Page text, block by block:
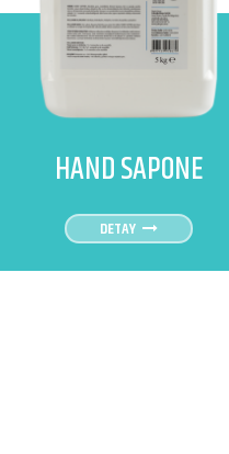
HAND SAPONE
DETAY